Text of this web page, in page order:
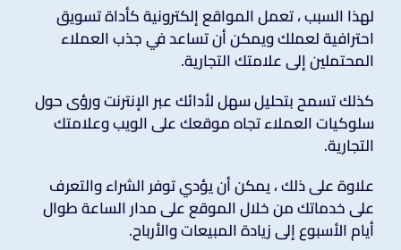
لهذا السبب ، تعمل المواقع إلكترونية كأداة تسويق
احترافية لعملك ويمكن أن تساعد في جذب العملاء
المحتملين إلى علامتك التجارية.
كذلك تسمح بتحليل سهل لأدائك عبر الإنترنت ورؤى حول
سلوكيات العملاء تجاه موقعك على الويب وعلامتك
التجارية.
علاوة على ذلك ، يمكن أن يؤدي توفر الشراء والتعرف
على خدماتك من خلال الموقع على مدار الساعة طوال
أيام الأسبوع إلى زيادة المبيعات والأرباح.